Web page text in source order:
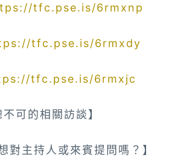
tfc.pse.is/6rmxnp
tfc.pse.is/6rmxdy
tfc.pse.is/6rmxjc
不可的相關訪談】
對主持人或來賓提問嗎？】